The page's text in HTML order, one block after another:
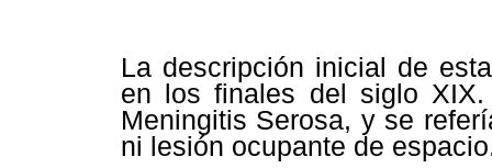
La descripción inicial de
en los finales del siglo
Meningitis Serosa, y se
ni lesión ocupante de